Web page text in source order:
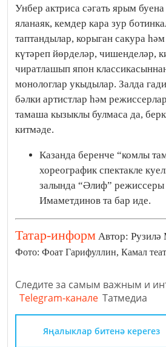
Унбер актриса сәгать ярым
яланаяк, кемдер кара зур
таптандылар, корыган сакура
күтәреп йөрделәр, чишенделәр,
чиратлашып япон
монологлар укыдылар. Залда
бәлки артистлар һәм
тамаша кызыклы булмаса да,
китмәде.
Казанда беренче “комлы
хореографик спектакле
залында “Әлиф”
Имаметдинов та бар иде.
Татар-информ Автор:
Фото: Фоат Гарифуллин, Камал
Следите за самым важным и
Telegram-канале Татмедиа
Яңалыклар битенә керегез